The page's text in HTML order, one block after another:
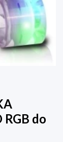
RGB do